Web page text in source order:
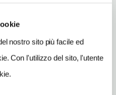
nostro sito più facile ed
Con l'utilizzo del sito, l'utente